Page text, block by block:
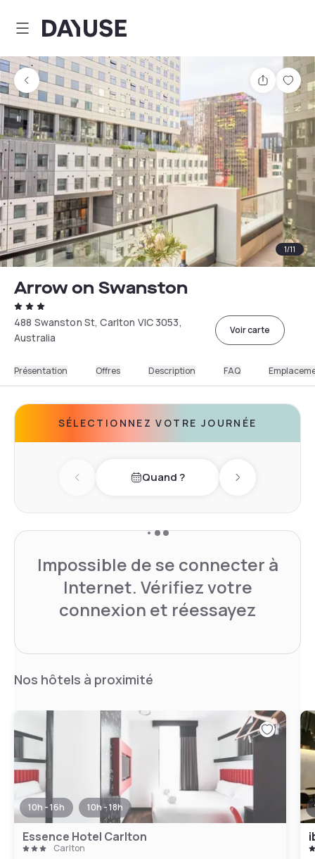
Dayuse
Partager
1/11
Arrow on Swanston
488 Swanston St, Carlton VIC 3053,
Australia
Voir carte
Présentation Offres Description FAQ
SÉLECTIONNEZ VOTRE JOURNÉE
Previous dayQuand ? Next day
Impossible de se connecter à
Internet. Vérifiez votre
connexion et réessayez
Nos hôtels à proximité
10h - 16h 10h - 18h
Essence Hotel Carlton
Carlton